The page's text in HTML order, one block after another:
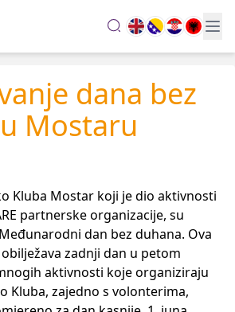
search
dana bez
Mostaru
Kluba Mostar koji je dio aktivnosti
partnerske organizacije, su
dan bez duhana. Ova
zadnji dan u petom
aktivnosti koje organiziraju
Kluba, zajedno s volonterima,